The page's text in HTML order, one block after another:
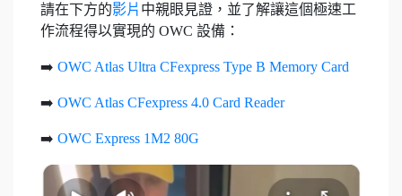
請在下方的影片 中親眼見證，並了解讓這個極速工
作流程得以實現的 OWC 設備：
➡️ OWC Atlas Ultra CFexpress Type B Memory Card
➡️ OWC Atlas CFexpress 4.0 Card Reader
➡️ OWC Express 1M2 80G